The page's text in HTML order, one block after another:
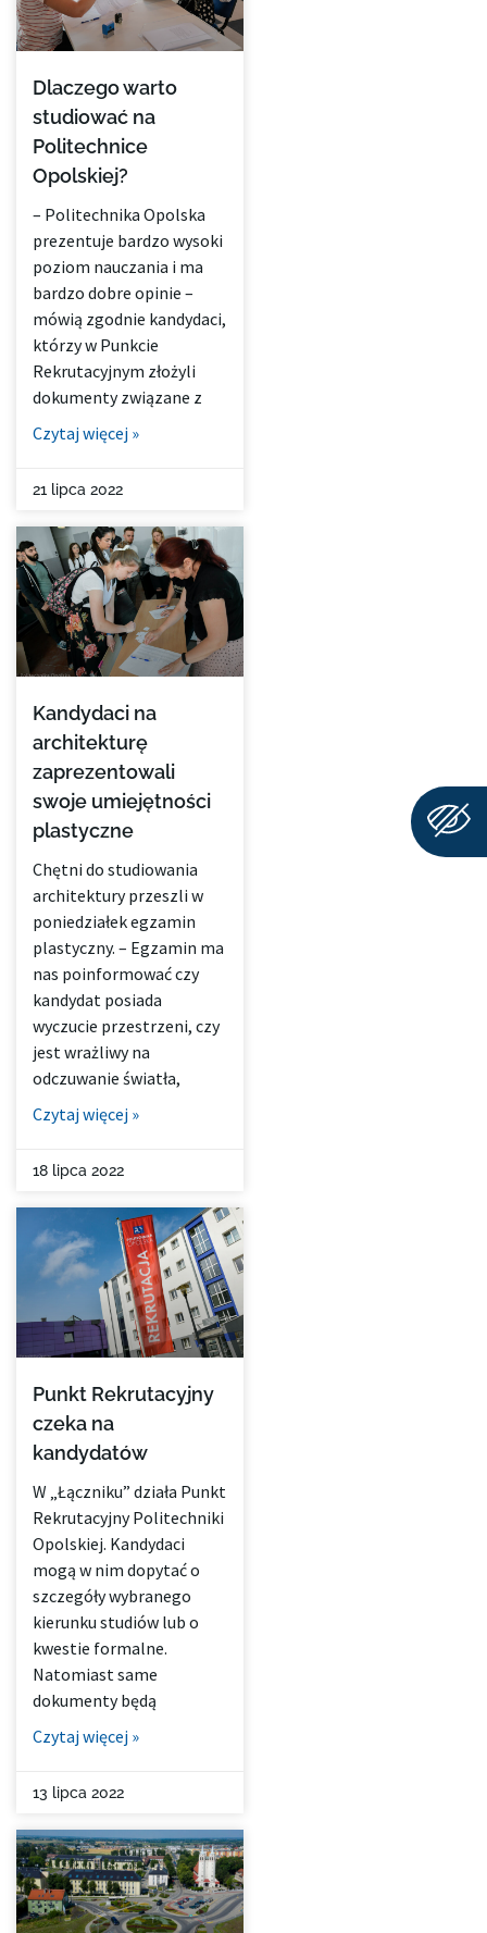
Dlaczego warto
studiować na
Politechnice
Opolskiej?
– Politechnika Opolska
prezentuje bardzo wysoki
poziom nauczania i ma
bardzo dobre opinie –
mówią zgodnie kandydaci,
którzy w Punkcie
Rekrutacyjnym złożyli
dokumenty związane z
Czytaj więcej »
21 lipca 2022
Kandydaci na
architekturę
zaprezentowali
swoje umiejętności
plastyczne
Chętni do studiowania
architektury przeszli w
poniedziałek egzamin
plastyczny. – Egzamin ma
nas poinformować czy
kandydat posiada
wyczucie przestrzeni, czy
jest wrażliwy na
odczuwanie światła,
Czytaj więcej »
18 lipca 2022
Punkt Rekrutacyjny
czeka na
kandydatów
W „Łączniku” działa Punkt
Rekrutacyjny Politechniki
Opolskiej. Kandydaci
mogą w nim dopytać o
szczegóły wybranego
kierunku studiów lub o
kwestie formalne.
Natomiast same
dokumenty będą
Czytaj więcej »
13 lipca 2022